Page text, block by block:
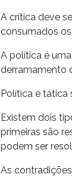
A crítica deve
consumados
A política é
derramamento
Política e tática
Existem dois
primeiras são
podem ser
As